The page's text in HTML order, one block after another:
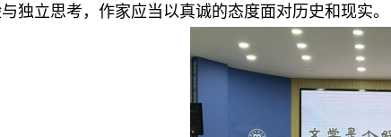
独立思考，作家应当以真诚的态度面对历史和现实。